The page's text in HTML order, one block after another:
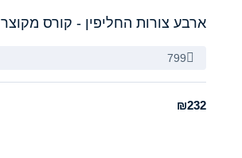
ארבע צורות החליפין - קורס מקוצר
799
₪232